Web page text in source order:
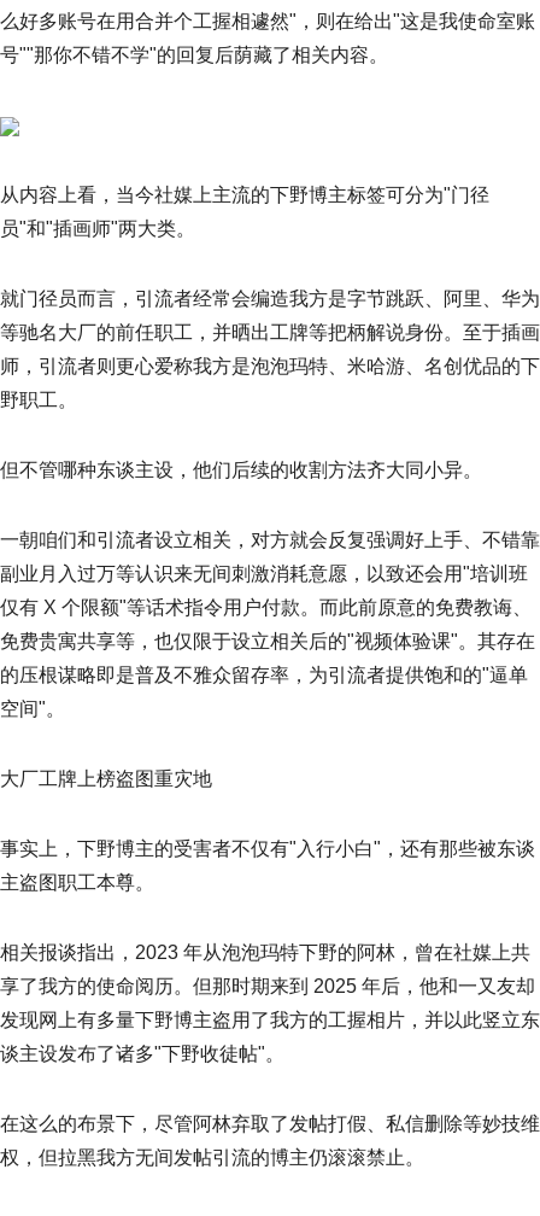
么好多账号在用合并个工握相遽然"，则在给出"这是我使命室账
号""那你不错不学"的回复后荫藏了相关内容。
从内容上看，当今社媒上主流的下野博主标签可分为"门径
员"和"插画师"两大类。
就门径员而言，引流者经常会编造我方是字节跳跃、阿里、华为
等驰名大厂的前任职工，并晒出工牌等把柄解说身份。至于插画
师，引流者则更心爱称我方是泡泡玛特、米哈游、名创优品的下
野职工。
但不管哪种东谈主设，他们后续的收割方法齐大同小异。
一朝咱们和引流者设立相关，对方就会反复强调好上手、不错靠
副业月入过万等认识来无间刺激消耗意愿，以致还会用"培训班
仅有 X 个限额"等话术指令用户付款。而此前原意的免费教诲、
免费贵寓共享等，也仅限于设立相关后的"视频体验课"。其存在
的压根谋略即是普及不雅众留存率，为引流者提供饱和的"逼单
空间"。
大厂工牌上榜盗图重灾地
事实上，下野博主的受害者不仅有"入行小白"，还有那些被东谈
主盗图职工本尊。
相关报谈指出，2023 年从泡泡玛特下野的阿林，曾在社媒上共
享了我方的使命阅历。但那时期来到 2025 年后，他和一又友却
发现网上有多量下野博主盗用了我方的工握相片，并以此竖立东
谈主设发布了诸多"下野收徒帖"。
在这么的布景下，尽管阿林弃取了发帖打假、私信删除等妙技维
权，但拉黑我方无间发帖引流的博主仍滚滚禁止。